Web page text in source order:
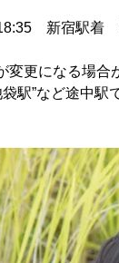
新宿駅着
更になる場合
駅”など途中駅